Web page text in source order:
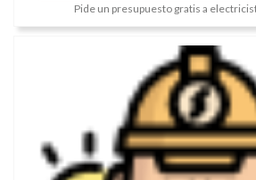
Pide un presupuesto gratis a